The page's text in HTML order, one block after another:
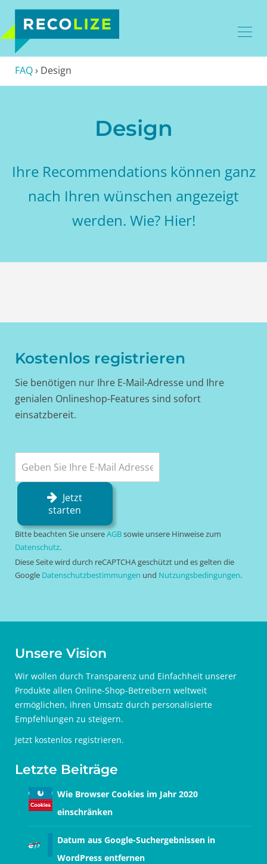
FAQ› Design
Design
Ihre Recommendations können ganz
nach Ihren wünschen angezeigt
werden. Wie? Hier!
Kostenlos registrieren
Sie benötigen nur Ihre E-Mail-Adresse und Ihre
genialen Onlineshop-Features sind sofort
einsatzbereit.
Jetzt
starten
Bitte beachten Sie unsereAGBsowie unsere Hinweise zum
Datenschutz.
Diese Seite wird durch reCAPTCHA geschützt und es gelten die
Google Datenschutzbestimmungen und Nutzungsbedingungen.
Unsere Vision
Wir wollen durch Transparenz und Einfachheit unserer
Produkte allen Online-Shop-Betreibern weltweit
ermöglichen, ihren Umsatz durch personalisierte
Empfehlungen zu steigern.
Jetzt kostenlos registrieren.
Letzte Beiträge
Wie Browser Cookies im Jahr 2020
einschränken
Datum aus Google-Suchergebnissen in
WordPress entfernen